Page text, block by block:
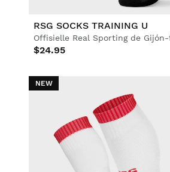
Se alle Menn
Se alle Dame
Se alle Barn
RSG SOCKS TRAINING U
$24.95
NEW